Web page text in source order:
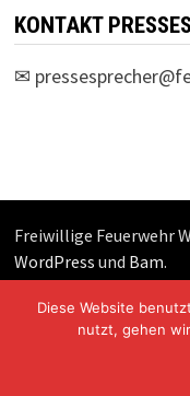
KONTAKT
✉
Freiwillige Feuerwehr
WordPress und Bam.
Diese Website
nutzt, gehen